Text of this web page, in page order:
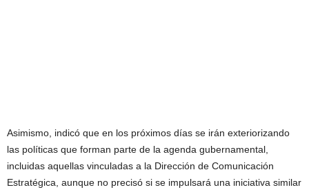
Asimismo, indicó que en los próximos días se irán exteriorizando
las políticas que forman parte de la agenda gubernamental,
incluidas aquellas vinculadas a la Dirección de Comunicación
Estratégica, aunque no precisó si se impulsará una iniciativa similar